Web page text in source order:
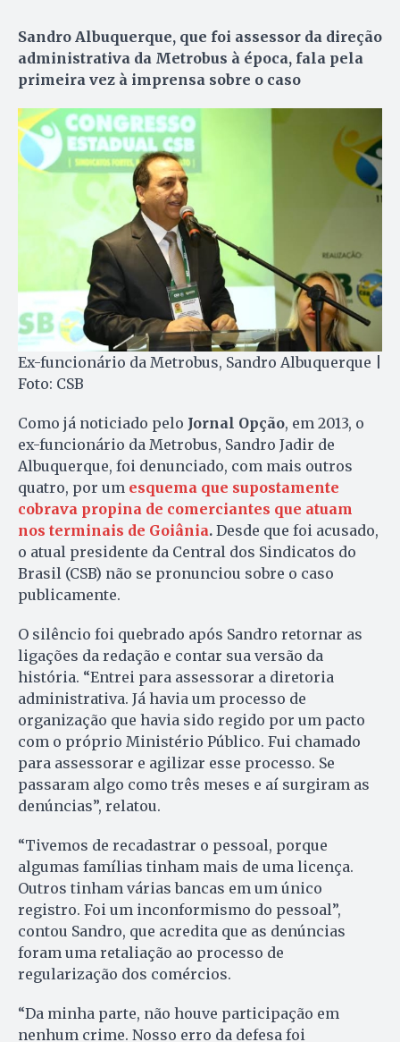
Sandro Albuquerque, que foi assessor da direção
administrativa da Metrobus à época, fala pela
primeira vez à imprensa sobre o caso
Ex-funcionário da Metrobus, Sandro Albuquerque |
Foto: CSB
Como já noticiado pelo Jornal Opção, em 2013, o
ex-funcionário da Metrobus, Sandro Jadir de
Albuquerque, foi denunciado, com mais outros
quatro, por um esquema que supostamente
cobrava propina de comerciantes que atuam
nos terminais de Goiânia. Desde que foi acusado,
o atual presidente da Central dos Sindicatos do
Brasil (CSB) não se pronunciou sobre o caso
publicamente.
O silêncio foi quebrado após Sandro retornar as
ligações da redação e contar sua versão da
história. “Entrei para assessorar a diretoria
administrativa. Já havia um processo de
organização que havia sido regido por um pacto
com o próprio Ministério Público. Fui chamado
para assessorar e agilizar esse processo. Se
passaram algo como três meses e aí surgiram as
denúncias”, relatou.
“Tivemos de recadastrar o pessoal, porque
algumas famílias tinham mais de uma licença.
Outros tinham várias bancas em um único
registro. Foi um inconformismo do pessoal”,
contou Sandro, que acredita que as denúncias
foram uma retaliação ao processo de
regularização dos comércios.
“Da minha parte, não houve participação em
nenhum crime. Nosso erro da defesa foi